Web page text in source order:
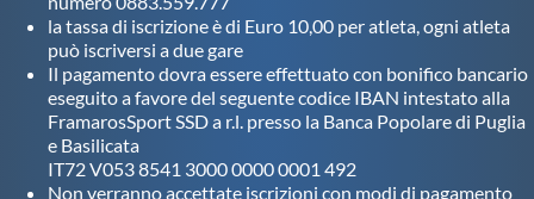
la tassa di iscrizione è di Euro 10,00 per atleta, ogni atleta
può iscriversi a due gare
Il pagamento dovra essere effettuato con bonifico bancario
eseguito a favore del seguente codice IBAN intestato alla
FramarosSport SSD a r.l. presso la Banca Popolare di Puglia
e Basilicata
IT72 V053 8541 3000 0000 0001 492
Non verranno accettate iscrizioni con modi di pagamento